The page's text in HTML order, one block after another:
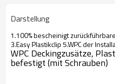
Darstellung
1.100% bescheinigt
3.Easy Plastikclip 5.WPC der
WPC Deckingzusätze,
befestigt (mit Schrauben)